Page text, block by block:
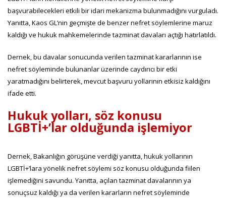
başvurabilecekleri etkili bir idari mekanizma bulunmadığını vurguladı.
Yanıtta, Kaos GL’nin geçmişte de benzer nefret söylemlerine maruz
kaldığı ve hukuk mahkemelerinde tazminat davaları açtığı hatırlatıldı.
Dernek, bu davalar sonucunda verilen tazminat kararlarının ise
nefret söyleminde bulunanlar üzerinde caydırıcı bir etki
yaratmadığını belirterek, mevcut başvuru yollarının etkisiz kaldığını
ifade etti.
Hukuk yolları, söz konusu
LGBTİ+’lar olduğunda işlemiyor
Dernek, Bakanlığın görüşüne verdiği yanıtta, hukuk yollarının
LGBTİ+’lara yönelik nefret söylemi söz konusu olduğunda fiilen
işlemediğini savundu. Yanıtta, açılan tazminat davalarının ya
sonuçsuz kaldığı ya da verilen kararların nefret söyleminde